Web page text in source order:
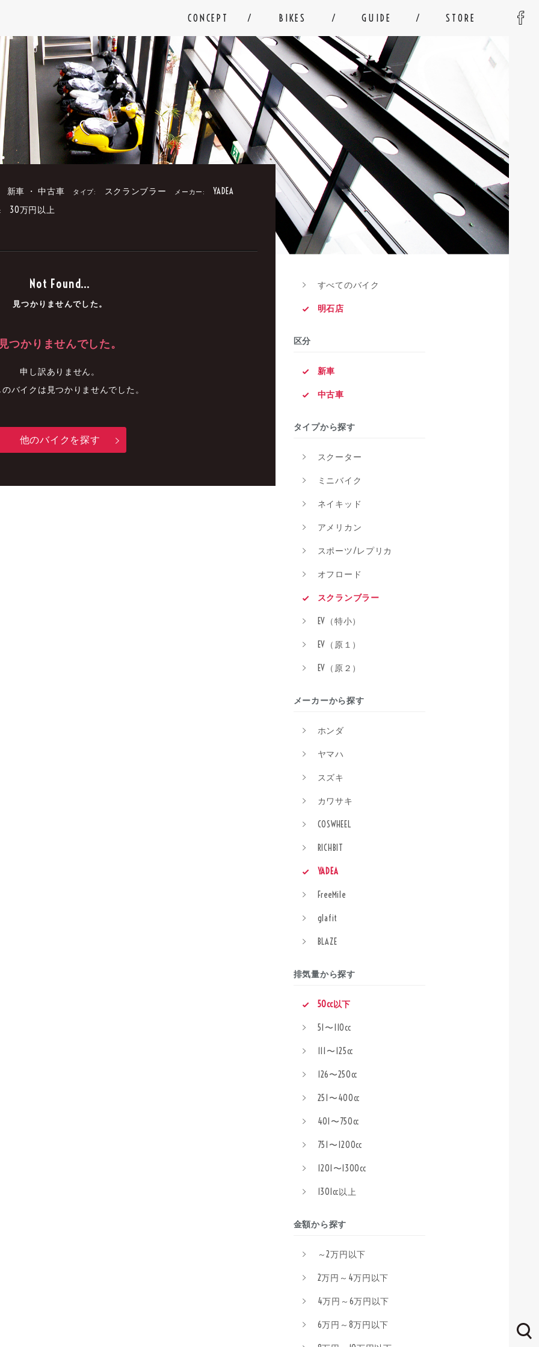
CONCEPT BIKES GUIDE STORE
新車 ・ 中古車 タイプ: スクランブラー メーカー: YADEA
30万円以上
Not Found...
見つかりませんでした。
見つかりませんでした。
申し訳ありません。
バイクは見つかりませんでした。
他のバイクを探す
すべてのバイク
明石店
区分
新車
中古車
タイプから探す
スクーター
ミニバイク
ネイキッド
アメリカン
スポーツ/レプリカ
オフロード
スクランブラー
EV（特小）
EV（原１）
EV（原２）
メーカーから探す
ホンダ
ヤマハ
スズキ
カワサキ
COSWHEEL
RICHBIT
YADEA
FreeMile
glafit
BLAZE
排気量から探す
50cc以下
51〜110cc
111〜125cc
126〜250cc
251〜400cc
401〜750cc
751〜1200cc
1201〜1300cc
1301cc以上
金額から探す
～2万円以下
2万円～4万円以下
4万円～6万円以下
6万円～8万円以下
中古車